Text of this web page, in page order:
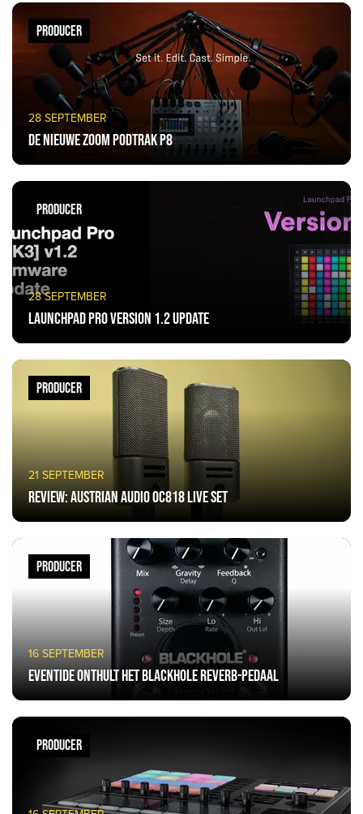
28 SEPTEMBER
De nieuwe Zoom PodTrak P8
PRODUCER
28 SEPTEMBER
Launchpad Pro Version 1.2 update
PRODUCER
21 SEPTEMBER
Review: Austrian Audio OC818 live set
PRODUCER
16 SEPTEMBER
Eventide onthult het Blackhole Reverb-pedaal
PRODUCER
PRODUCER